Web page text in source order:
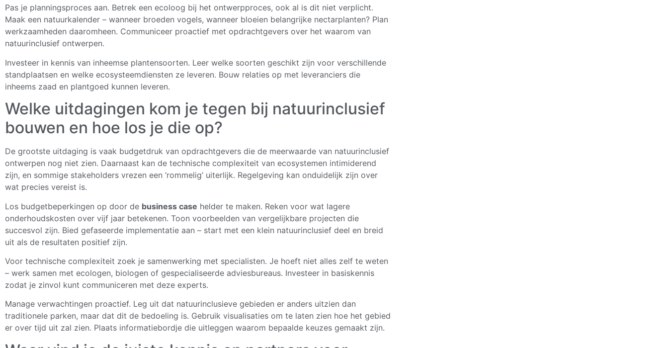
Pas je planningsproces aan. Betrek een ecoloog bij het ontwerpproces, ook al is dit niet verplicht.
Maak een natuurkalender – wanneer broeden vogels, wanneer bloeien belangrijke nectarplanten? Plan
werkzaamheden daaromheen. Communiceer proactief met opdrachtgevers over het waarom van
natuurinclusief ontwerpen.
Investeer in kennis van inheemse plantensoorten. Leer welke soorten geschikt zijn voor verschillende
standplaatsen en welke ecosysteemdiensten ze leveren. Bouw relaties op met leveranciers die
inheems zaad en plantgoed kunnen leveren.
Welke uitdagingen kom je tegen bij natuurinclusief
bouwen en hoe los je die op?
De grootste uitdaging is vaak budgetdruk van opdrachtgevers die de meerwaarde van natuurinclusief
ontwerpen nog niet zien. Daarnaast kan de technische complexiteit van ecosystemen intimiderend
zijn, en sommige stakeholders vrezen een ‘rommelig’ uiterlijk. Regelgeving kan onduidelijk zijn over
wat precies vereist is.
Los budgetbeperkingen op door de business case helder te maken. Reken voor wat lagere
onderhoudskosten over vijf jaar betekenen. Toon voorbeelden van vergelijkbare projecten die
succesvol zijn. Bied gefaseerde implementatie aan – start met een klein natuurinclusief deel en breid
uit als de resultaten positief zijn.
Voor technische complexiteit zoek je samenwerking met specialisten. Je hoeft niet alles zelf te weten
– werk samen met ecologen, biologen of gespecialiseerde adviesbureaus. Investeer in basiskennis
zodat je zinvol kunt communiceren met deze experts.
Manage verwachtingen proactief. Leg uit dat natuurinclusieve gebieden er anders uitzien dan
traditionele parken, maar dat dit de bedoeling is. Gebruik visualisaties om te laten zien hoe het gebied
er over tijd uit zal zien. Plaats informatiebordje die uitleggen waarom bepaalde keuzes gemaakt zijn.